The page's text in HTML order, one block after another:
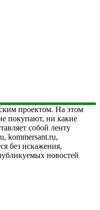
проектом. На этом
покупают, ни какие
собой ленту
kommersant.ru,
без искажения,
новостей